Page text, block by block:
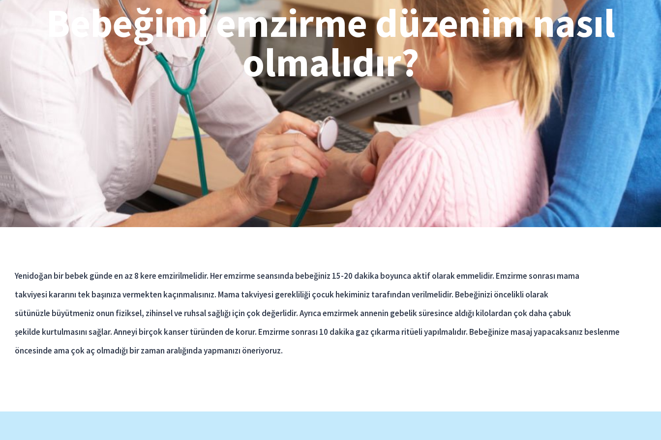
Bebeğimi emzirme düzenim nasıl
olmalıdır?
Yenidoğan bir bebek günde en az 8 kere emzirilmelidir. Her emzirme seansında bebeğiniz 15-20 dakika boyunca aktif olarak emmelidir. Emzirme sonrası mama
takviyesi kararını tek başınıza vermekten kaçınmalısınız. Mama takviyesi gerekliliği çocuk hekiminiz tarafından verilmelidir. Bebeğinizi öncelikli olarak
sütünüzle büyütmeniz onun fiziksel, zihinsel ve ruhsal sağlığı için çok değerlidir. Ayrıca emzirmek annenin gebelik süresince aldığı kilolardan çok daha çabuk
şekilde kurtulmasını sağlar. Anneyi birçok kanser türünden de korur. Emzirme sonrası 10 dakika gaz çıkarma ritüeli yapılmalıdır. Bebeğinize masaj yapacaksanız beslenme
öncesinde ama çok aç olmadığı bir zaman aralığında yapmanızı öneriyoruz.